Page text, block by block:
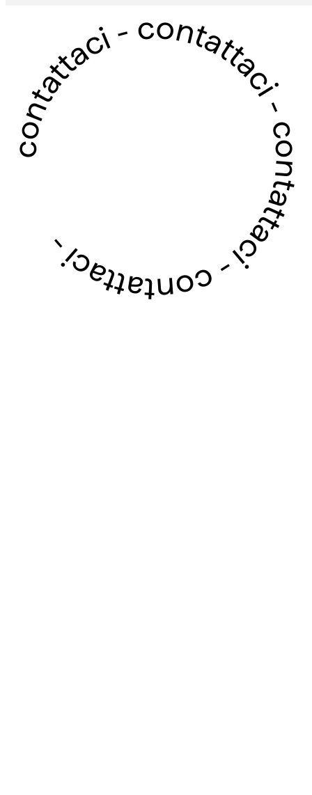
contattaci - contattaci - contattaci - contattaci -